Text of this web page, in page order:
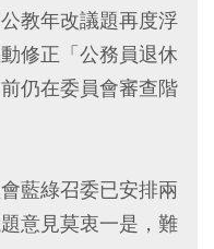
教年改議題再度浮
修正「公務員退休
仍在委員會審查階
藍綠召委已安排兩
意見莫衷一是，難